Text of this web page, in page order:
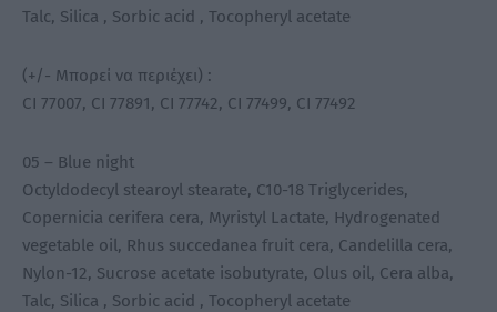
Talc, Silica , Sorbic acid , Tocopheryl acetate
(+/- Μπορεί να περιέχει) :
CI 77007, CI 77891, CI 77742, CI 77499, CI 77492
05 – Blue night
Octyldodecyl stearoyl stearate, C10-18 Triglycerides,
Copernicia cerifera cera, Myristyl Lactate, Hydrogenated
vegetable oil, Rhus succedanea fruit cera, Candelilla cera,
Nylon-12, Sucrose acetate isobutyrate, Olus oil, Cera alba,
Talc, Silica , Sorbic acid , Tocopheryl acetate